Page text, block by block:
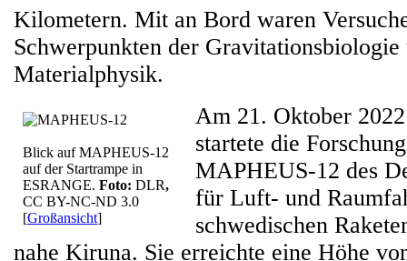
Kilometern. Mit an Bord waren
Schwerpunkten der Gravitationsbiologie
Materialphysik.
Blick auf MAPHEUS-12
auf der Startrampe in
ESRANGE. Foto: DLR,
CC BY-NC-ND 3.0
[Großansicht]
Am 21. Oktober
startete die
MAPHEUS-12 des
für Luft- und
schwedischen
nahe Kiruna. Sie erreichte eine Höhe